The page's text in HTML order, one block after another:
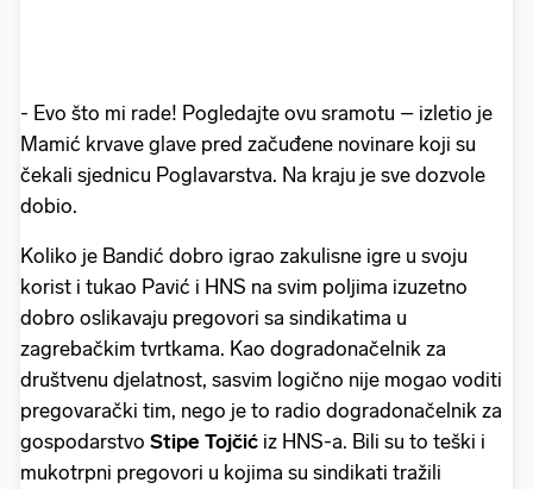
- Evo što mi rade! Pogledajte ovu sramotu – izletio je
Mamić krvave glave pred začuđene novinare koji su
čekali sjednicu Poglavarstva. Na kraju je sve dozvole
dobio.
Koliko je Bandić dobro igrao zakulisne igre u svoju
korist i tukao Pavić i HNS na svim poljima izuzetno
dobro oslikavaju pregovori sa sindikatima u
zagrebačkim tvrtkama. Kao dogradonačelnik za
društvenu djelatnost, sasvim logično nije mogao voditi
pregovarački tim, nego je to radio dogradonačelnik za
gospodarstvo Stipe Tojčić iz HNS-a. Bili su to teški i
mukotrpni pregovori u kojima su sindikati tražili